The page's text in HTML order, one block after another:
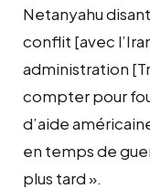
Netanyahu
conflit [avec
administration
compter pour
d’aide
en temps de
plus tard ».